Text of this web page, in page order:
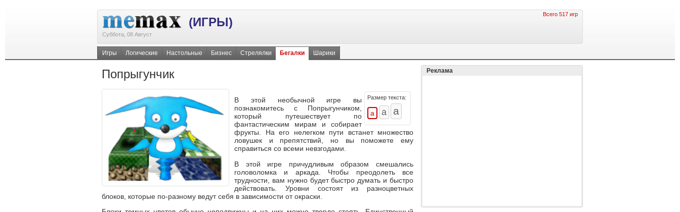
(ИГРЫ)
Суббота, 08 Август
Всего 517 игр
Игры Логические Настольные Бизнес Стрелялки Бегалки Шарики
Попрыгунчик
Размер текста:
В этой необычной игре вы
познакомитесь с Попрыгунчиком,
который путешествует по
фантастическим мирам и собирает
фрукты. На его нелегком пути встанет множество
ловушек и препятствий, но вы поможете ему
справиться со всеми невзгодами.
В этой игре причудливым образом смешались
головоломка и аркада. Чтобы преодолеть все
трудности, вам нужно будет быстро думать и быстро
действовать. Уровни состоят из разноцветных
блоков, которые по-разному ведут себя в зависимости от окраски.
Реклама